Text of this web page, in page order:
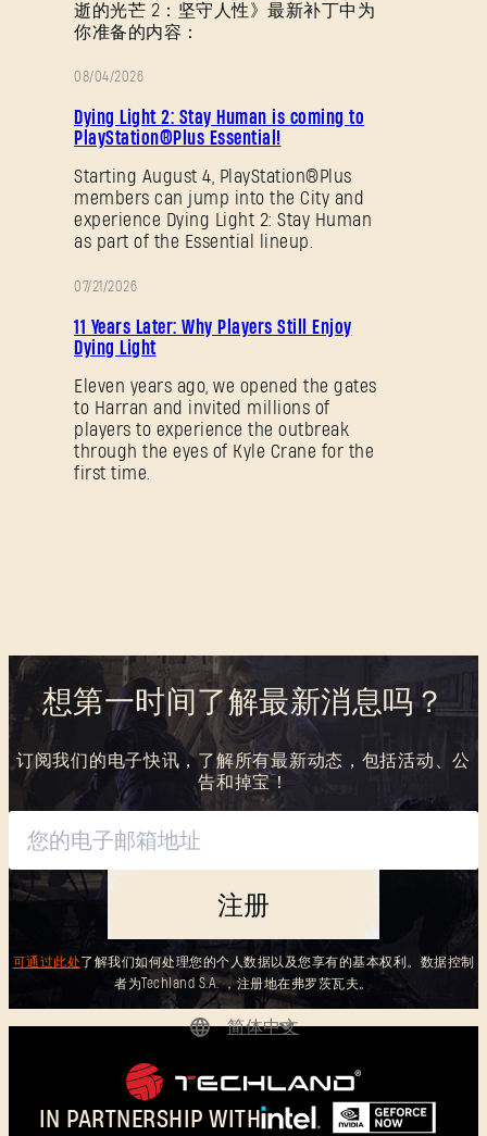
逝的光芒 2：坚守人性》最新补丁中为
你准备的内容：
08/04/2026
Dying Light 2: Stay Human is coming to
PlayStation®Plus Essential!
Starting August 4, PlayStation®Plus
members can jump into the City and
experience Dying Light 2: Stay Human
as part of the Essential lineup.
07/21/2026
11 Years Later: Why Players Still Enjoy
Dying Light
Eleven years ago, we opened the gates
to Harran and invited millions of
players to experience the outbreak
through the eyes of Kyle Crane for the
first time.
想第一时间了解最新消息吗？
订阅我们的电子快讯，了解所有最新动态，包括活动、公
告和掉宝！
注册
可通过此处了解我们如何处理您的个人数据以及您享有的基本权利。数据控制
者为Techland S.A. ，注册地在弗罗茨瓦夫。
IN PARTNERSHIP WITH
简体中文
忘记密码？
SUBMIT
刚来到Dying Light Outpost？创建账号